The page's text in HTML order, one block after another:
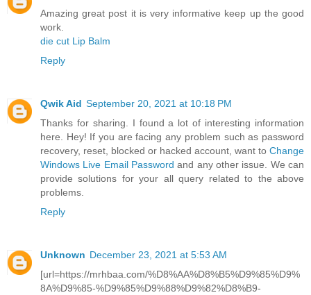
Amazing great post it is very informative keep up the good
work.
die cut Lip Balm
Reply
Qwik Aid September 20, 2021 at 10:18 PM
Thanks for sharing. I found a lot of interesting information
here. Hey! If you are facing any problem such as password
recovery, reset, blocked or hacked account, want to Change
Windows Live Email Password and any other issue. We can
provide solutions for your all query related to the above
problems.
Reply
Unknown December 23, 2021 at 5:53 AM
[url=https://mrhbaa.com/%D8%AA%D8%B5%D9%85%D9%
8A%D9%85-%D9%85%D9%88%D9%82%D8%B9-